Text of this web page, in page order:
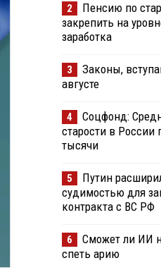
2
Пенсию по
закрепить на
заработка
3
Законы,
августе
4
Соцфонд:
старости в России
тысячи
5
Путин
судимостью для
контракта с ВС РФ
6
Сможет ли ИИ
спеть арию